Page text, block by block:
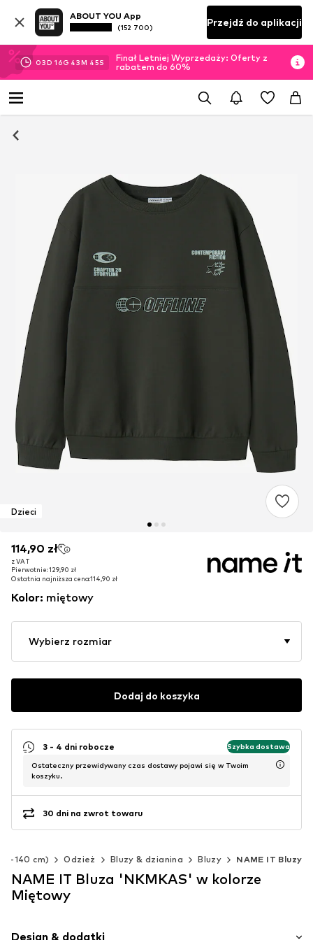
ABOUT YOU App
(152 700) Przejdź do aplikacji
03D 16G 43M 45S
Finał Letniej Wyprzedaży: Oferty z
rabatem do 60%
Dzieci
114,90 zł
z VAT
Pierwotnie: 129,90 zł
Ostatnia najniższa cena:114,90 zł
114,90 zł
z VAT
Pierwotnie: 129,90 zł
Ostatnia najniższa cena:114,90 zł
Kolor: miętowy
Wybierz rozmiar
Dodaj do koszyka
3 - 4 dni robocze Szybka dostawa
Ostateczny przewidywany czas dostawy pojawi się w Twoim
koszyku.
30 dni na zwrot towaru
140 cm) Odzież Bluzy & dzianina Bluzy NAME IT Bluzy
NAME IT Bluza 'NKMKAS' w kolorze
Miętowy
Design & dodatki